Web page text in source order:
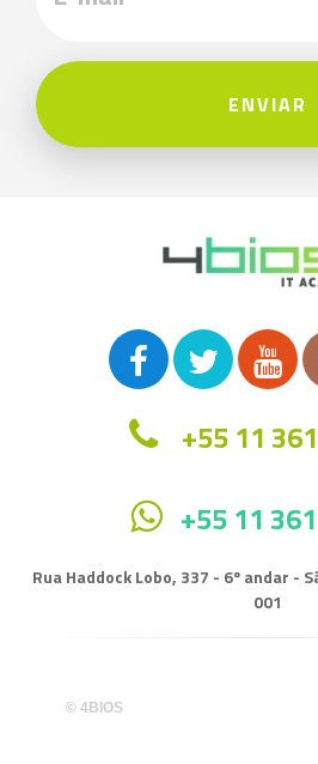
ENVIAR
+55 11
+55 11
Rua Haddock Lobo, 337 - 6º andar -
001
© 4BIOS